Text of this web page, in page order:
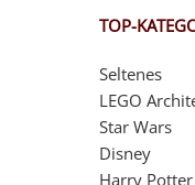
TOP-
Seltenes
LEGO
Star Wars
Disney
Harry Potter